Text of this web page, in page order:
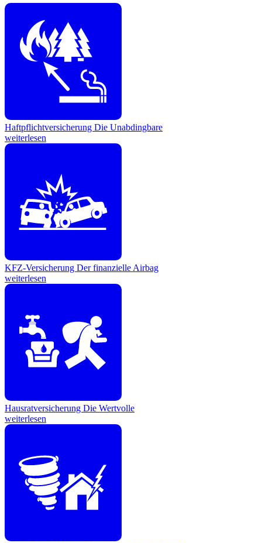
Haftpflichtversicherung Die Unabdingbare
weiterlesen
KFZ-Versicherung Der finanzielle Airbag
weiterlesen
Hausratversicherung Die Wertvolle
weiterlesen